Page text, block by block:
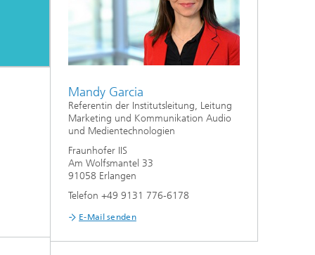
Mandy Garcia
Referentin der Institutsleitung, Leitung
Marketing und Kommunikation Audio
und Medientechnologien
Fraunhofer IIS
Am Wolfsmantel 33
91058 Erlangen
Telefon +49 9131 776-6178
E-Mail senden